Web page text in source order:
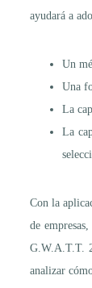
ayudará a
Un
Una
La
La
Con la
de
G.W.A.T.T.
analizar